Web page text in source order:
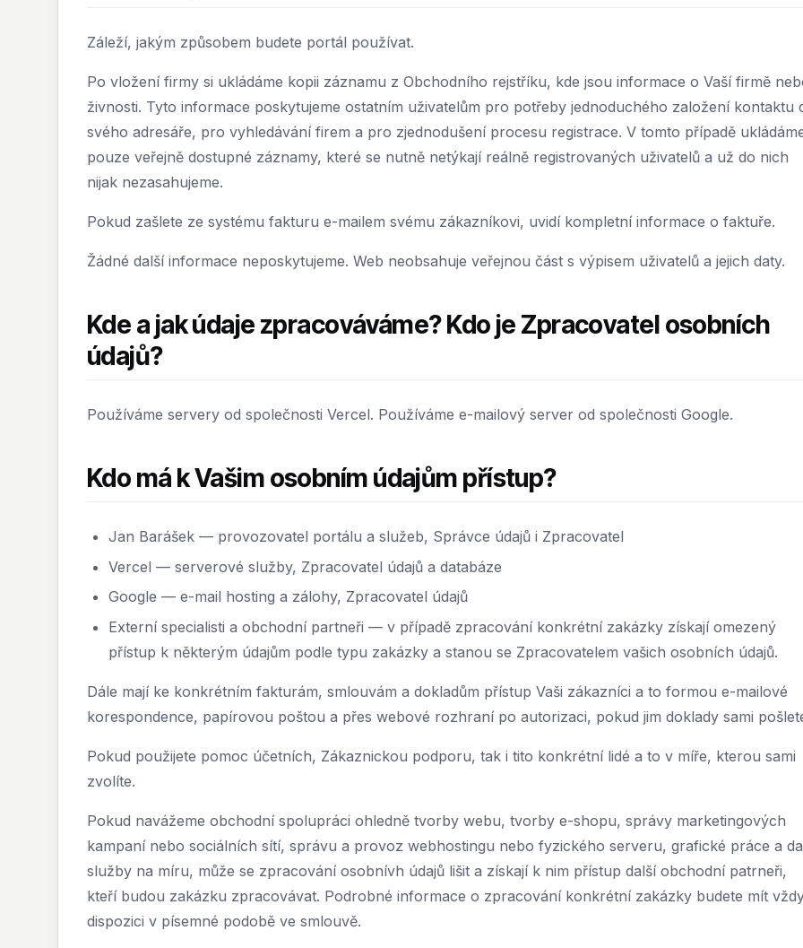
Záleží, jakým způsobem budete portál používat.
Po vložení firmy si ukládáme kopii záznamu z Obchodního rejstříku, kde jsou informace o Vaší firmě
živnosti. Tyto informace poskytujeme ostatním uživatelům pro potřeby jednoduchého založení kontaktu
svého adresáře, pro vyhledávání firem a pro zjednodušení procesu registrace. V tomto případě
pouze veřejně dostupné záznamy, které se nutně netýkají reálně registrovaných uživatelů a už do nich
nijak nezasahujeme.
Pokud zašlete ze systému fakturu e-mailem svému zákazníkovi, uvidí kompletní informace o faktuře.
Žádné další informace neposkytujeme. Web neobsahuje veřejnou část s výpisem uživatelů a jejich daty.
Kde a jak údaje zpracováváme? Kdo je Zpracovatel osobních
údajů?
Používáme servery od společnosti Vercel. Používáme e-mailový server od společnosti Google.
Kdo má k Vašim osobním údajům přístup?
Jan Barášek — provozovatel portálu a služeb, Správce údajů i Zpracovatel
Vercel — serverové služby, Zpracovatel údajů a databáze
Google — e-mail hosting a zálohy, Zpracovatel údajů
Externí specialisti a obchodní partneři — v případě zpracování konkrétní zakázky získají omezený
přístup k některým údajům podle typu zakázky a stanou se Zpracovatelem vašich osobních údajů.
Dále mají ke konkrétním fakturám, smlouvám a dokladům přístup Vaši zákazníci a to formou e-mailové
korespondence, papírovou poštou a přes webové rozhraní po autorizaci, pokud jim doklady sami
Pokud použijete pomoc účetních, Zákaznickou podporu, tak i tito konkrétní lidé a to v míře, kterou sami
zvolíte.
Pokud navážeme obchodní spolupráci ohledně tvorby webu, tvorby e-shopu, správy marketingových
kampaní nebo sociálních sítí, správu a provoz webhostingu nebo fyzického serveru, grafické práce a
služby na míru, může se zpracování osobnívh údajů lišit a získají k nim přístup další obchodní patrneři,
kteří budou zakázku zpracovávat. Podrobné informace o zpracování konkrétní zakázky budete mít
dispozici v písemné podobě ve smlouvě.